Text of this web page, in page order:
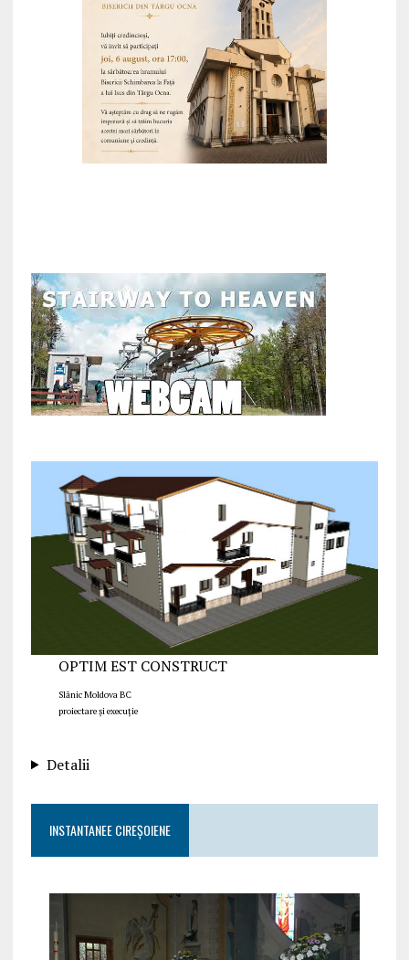
OPTIM EST CONSTRUCT
Slănic Moldova BC
proiectare și execuție
Detalii
INSTANTANEE CIREȘOIENE